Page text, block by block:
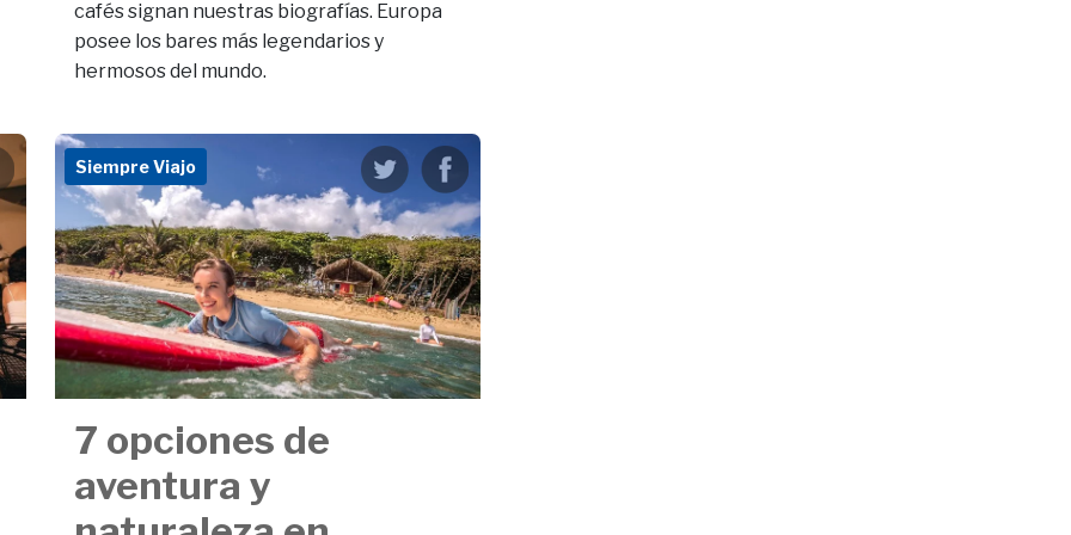
cafés signan nuestras biografías. Europa
posee los bares más legendarios y
hermosos del mundo.
Siempre Viajo
7 opciones de
aventura y